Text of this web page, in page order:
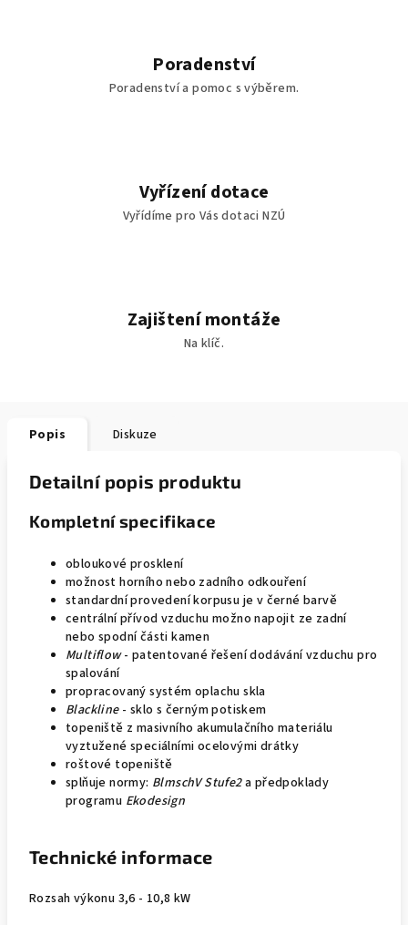
Poradenství
Poradenství a pomoc s výběrem.
Vyřízení dotace
Vyřídíme pro Vás dotaci NZÚ
Zajištení montáže
Na klíč.
Popis Diskuze
Detailní popis produktu
Kompletní specifikace
obloukové prosklení
možnost horního nebo zadního odkouření
standardní provedení korpusu je v černé barvě
centrální přívod vzduchu možno napojit ze zadní
nebo spodní části kamen
Multiflow - patentované řešení dodávání vzduchu pro
spalování
propracovaný systém oplachu skla
Blackline - sklo s černým potiskem
topeniště z masivního akumulačního materiálu
vyztužené speciálními ocelovými drátky
roštové topeniště
splňuje normy: BlmschV Stufe2a předpoklady
programu Ekodesign
Technické informace
Rozsah výkonu 3,6 - 10,8 kW